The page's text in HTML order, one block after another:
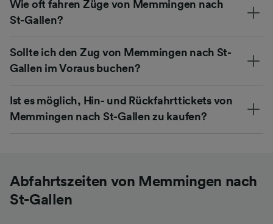
Wie oft fahren Züge von Memmingen nach
St-Gallen?
Sollte ich den Zug von Memmingen nach St-
Gallen im Voraus buchen?
Ist es möglich, Hin- und Rückfahrttickets von
Memmingen nach St-Gallen zu kaufen?
Abfahrtszeiten von Memmingen nach
St-Gallen